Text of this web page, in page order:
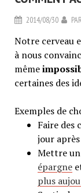
2014/08/30
Notre cerveau
à nous
même
certaines des
Exemples de
Faire des
jour
Mettre
épargne
plus